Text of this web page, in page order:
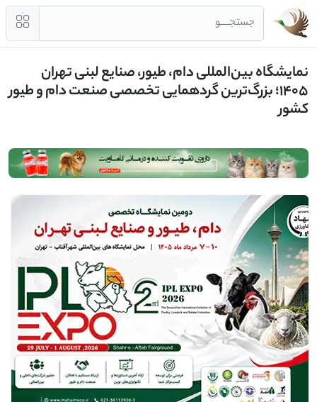
جستجــــو
نمایشگاه بین‌المللی دام، طیور، صنایع لبنی تهران
۱۴۰۵؛ بزرگ‌ترین گردهمایی تخصصی صنعت دام و طیور
کشور